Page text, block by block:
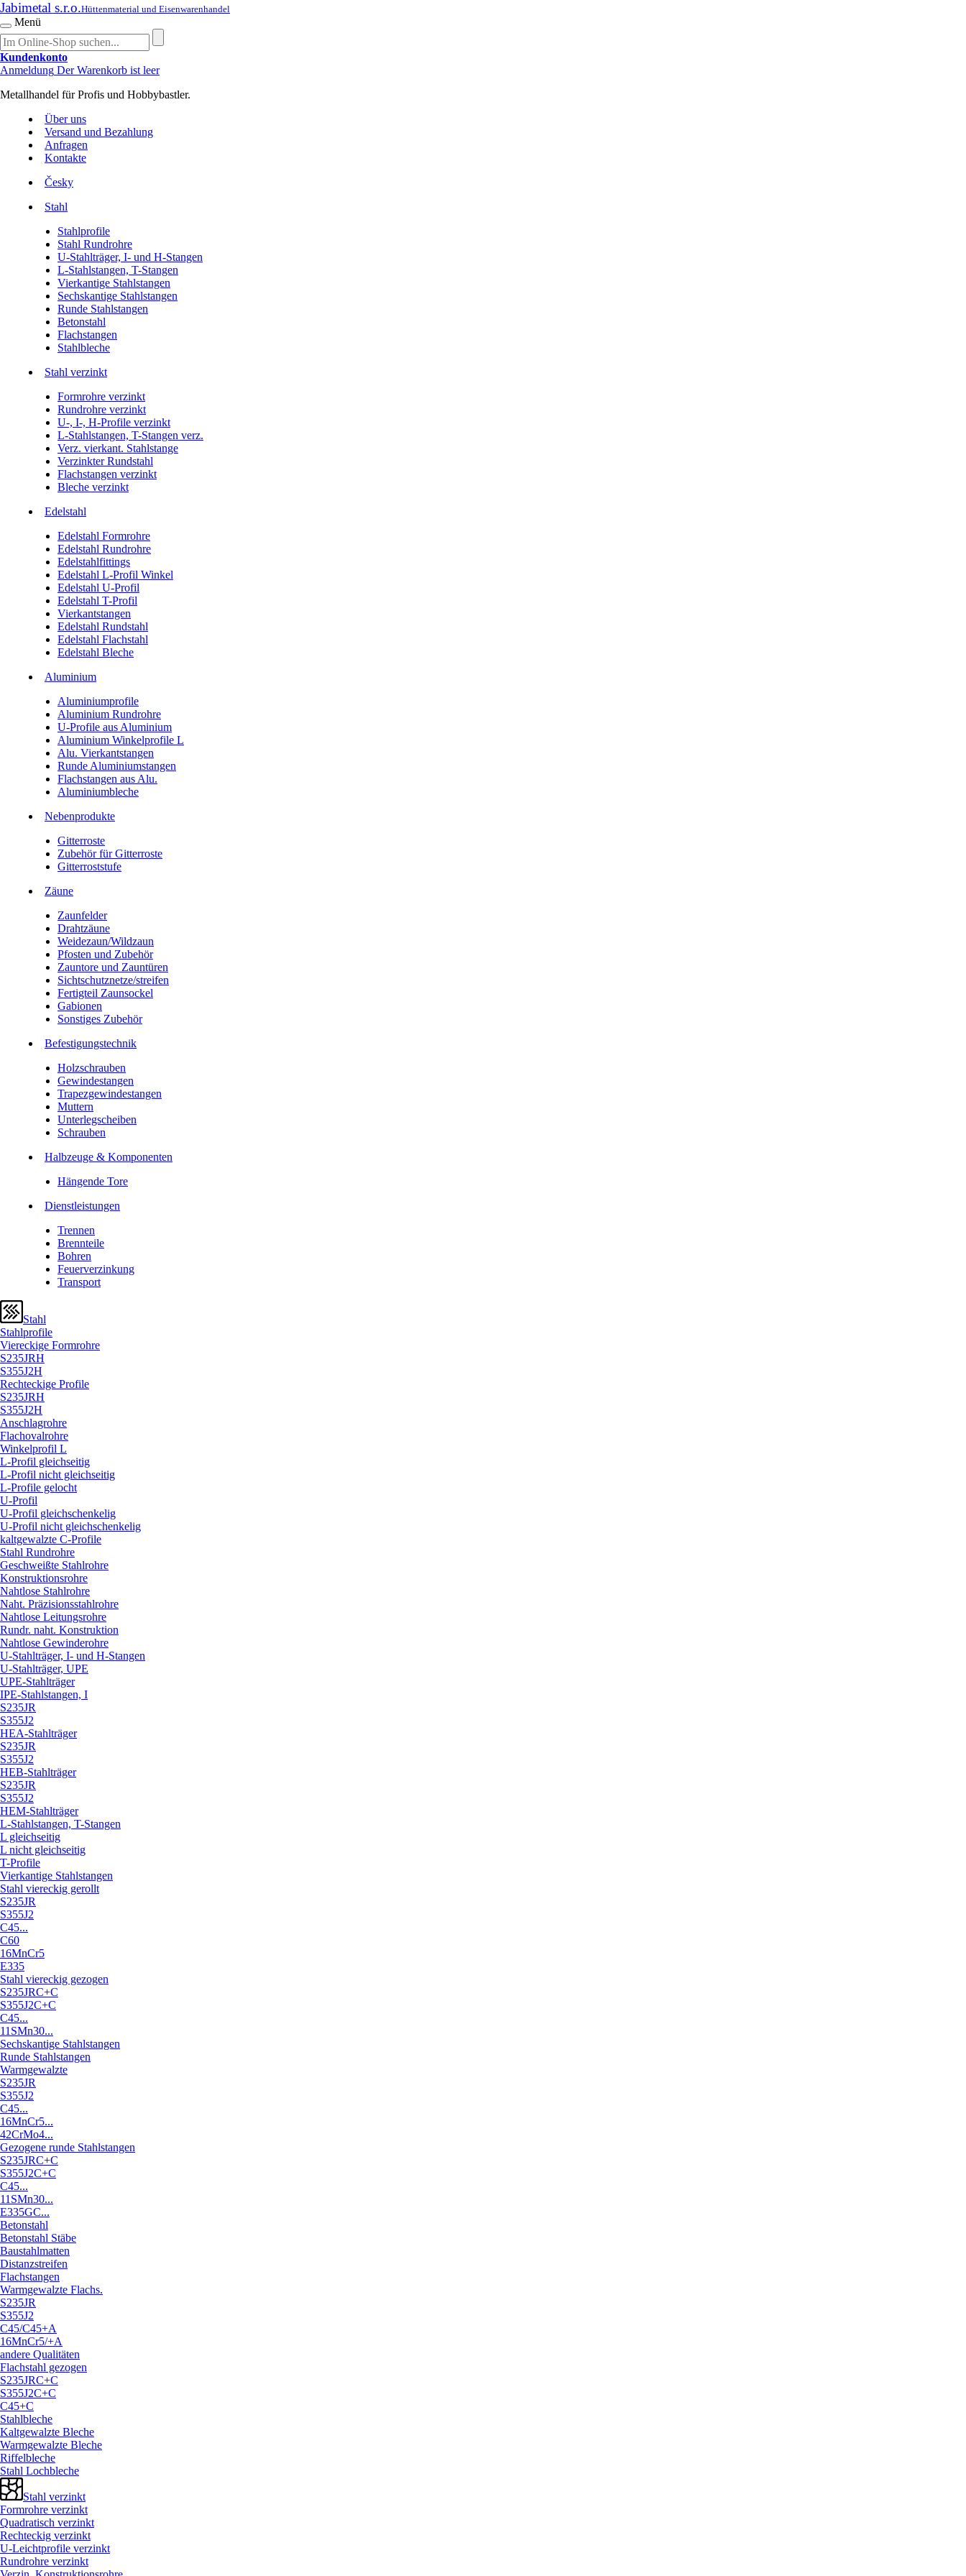
Jabimetal s.r.o.Hüttenmaterial und Eisenwarenhandel
Menü
Kundenkonto
Anmeldung Der Warenkorb ist leer
Metallhandel für Profis und Hobbybastler.
Über uns
Versand und Bezahlung
Anfragen
Kontakte
Česky
Stahl
Stahlprofile
Stahl Rundrohre
U-Stahlträger, I- und H-Stangen
L-Stahlstangen, T-Stangen
Vierkantige Stahlstangen
Sechskantige Stahlstangen
Runde Stahlstangen
Betonstahl
Flachstangen
Stahlbleche
Stahl verzinkt
Formrohre verzinkt
Rundrohre verzinkt
U-, I-, H-Profile verzinkt
L-Stahlstangen, T-Stangen verz.
Verz. vierkant. Stahlstange
Verzinkter Rundstahl
Flachstangen verzinkt
Bleche verzinkt
Edelstahl
Edelstahl Formrohre
Edelstahl Rundrohre
Edelstahlfittings
Edelstahl L-Profil Winkel
Edelstahl U-Profil
Edelstahl T-Profil
Vierkantstangen
Edelstahl Rundstahl
Edelstahl Flachstahl
Edelstahl Bleche
Aluminium
Aluminiumprofile
Aluminium Rundrohre
U-Profile aus Aluminium
Aluminium Winkelprofile L
Alu. Vierkantstangen
Runde Aluminiumstangen
Flachstangen aus Alu.
Aluminiumbleche
Nebenprodukte
Gitterroste
Zubehör für Gitterroste
Gitterroststufe
Zäune
Zaunfelder
Drahtzäune
Weidezaun/Wildzaun
Pfosten und Zubehör
Zauntore und Zauntüren
Sichtschutznetze/streifen
Fertigteil Zaunsockel
Gabionen
Sonstiges Zubehör
Befesti­gungstechnik
Holzschrauben
Gewindestangen
Trapezgewindestangen
Muttern
Unterlegscheiben
Schrauben
Halbzeuge & Komponenten
Hängende Tore
Dienstleistungen
Trennen
Brennteile
Bohren
Feuerverzinkung
Transport
Stahl
Stahlprofile
Viereckige Formrohre
S235JRH
S355J2H
Rechteckige Profile
S235JRH
S355J2H
Anschlagrohre
Flachovalrohre
Winkelprofil L
L-Profil gleichseitig
L-Profil nicht gleichseitig
L-Profile gelocht
U-Profil
U-Profil gleichschenkelig
U-Profil nicht gleichschenkelig
kaltgewalzte C-Profile
Stahl Rundrohre
Geschweißte Stahlrohre
Konstruktionsrohre
Nahtlose Stahlrohre
Naht. Präzisionsstahlrohre
Nahtlose Leitungsrohre
Rundr. naht. Konstruktion
Nahtlose Gewinderohre
U-Stahlträger, I- und H-Stangen
U-Stahlträger, UPE
UPE-Stahlträger
IPE-Stahlstangen, I
S235JR
S355J2
HEA-Stahlträger
S235JR
S355J2
HEB-Stahlträger
S235JR
S355J2
HEM-Stahlträger
L-Stahlstangen, T-Stangen
L gleichseitig
L nicht gleichseitig
T-Profile
Vierkantige Stahlstangen
Stahl viereckig gerollt
S235JR
S355J2
C45...
C60
16MnCr5
E335
Stahl viereckig gezogen
S235JRC+C
S355J2C+C
C45...
11SMn30...
Sechskantige Stahlstangen
Runde Stahlstangen
Warmgewalzte
S235JR
S355J2
C45...
16MnCr5...
42CrMo4...
Gezogene runde Stahlstangen
S235JRC+C
S355J2C+C
C45...
11SMn30...
E335GC...
Betonstahl
Betonstahl Stäbe
Baustahlmatten
Distanzstreifen
Flachstangen
Warmgewalzte Flachs.
S235JR
S355J2
C45/C45+A
16MnCr5/+A
andere Qualitäten
Flachstahl gezogen
S235JRC+C
S355J2C+C
C45+C
Stahlbleche
Kaltgewalzte Bleche
Warmgewalzte Bleche
Riffelbleche
Stahl Lochbleche
Stahl verzinkt
Formrohre verzinkt
Quadratisch verzinkt
Rechteckig verzinkt
U-Leichtprofile verzinkt
Rundrohre verzinkt